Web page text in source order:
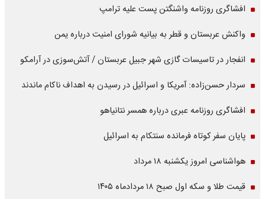
افشاگری روزنامه واشنگتن پست علیه ترامپ
واکنش عربستان و قطر به بیانیه شورای امنیت درباره یمن
انفجار در تاسیسات گازی شهر جبیل عربستان / آتش‌سوزی در آرامکو
سردار حسن‌زاده: آمریکا و اسرائیل در رسیدن به اهداف ناکام ماندند
افشاگری روزنامه عبری درباره همسر نتانیاهو
پایان سفر کوتاه فرمانده سنتکام به اسرائیل
هواشناسی امروز یکشنبه ۱۸ مرداد
قیمت طلا و سکه اول صبح ۱۸ مردادماه ۱۴۰۵